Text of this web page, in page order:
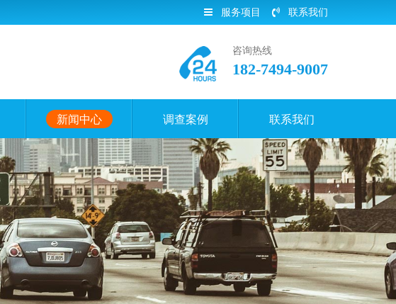
服务项目 联系我们
咨询热线
182-7494-9007
新闻中心 调查案例 联系我们